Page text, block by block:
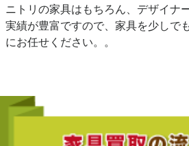
ニトリの家具はもちろん、デザイナ
実績が豊富ですので、家具を少しで
にお任せください。。